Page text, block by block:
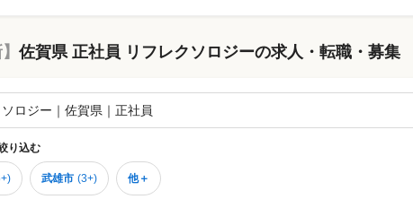
佐賀県 正社員 リフレクソロジーの求人・転職・募集
ソロジー｜佐賀県｜正社員
り込む
) 武雄市 (3+) 他＋